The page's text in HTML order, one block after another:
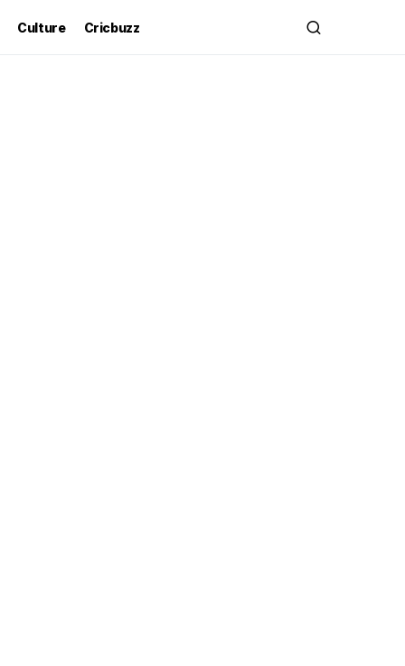
Culture Cricbuzz